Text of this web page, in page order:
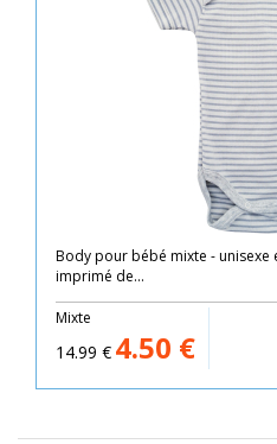
Body pour bébé mixte - unisexe
imprimé de...
Mixte
14.99 € 4.50 €